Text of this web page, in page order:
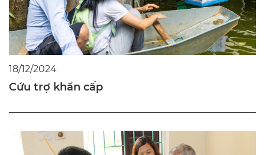
18/12/2024
Cứu trợ khẩn cấp